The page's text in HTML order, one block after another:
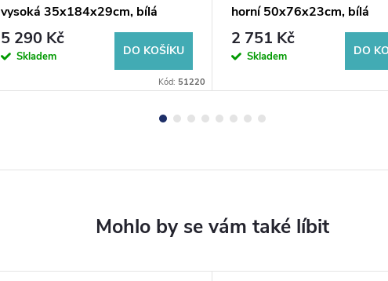
vysoká 35x184x29cm, bílá
5 290 Kč
Skladem DO KOŠÍKU
Kód: 51220
horní 50x76x23cm, bílá
2 751 Kč
Skladem DO